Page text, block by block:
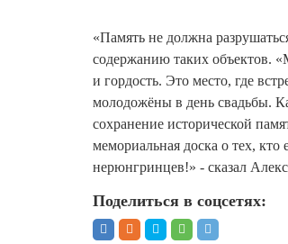
«Память не должна
содержанию таких объектов.
и гордость. Это место, где
молодожёны в день свадьбы.
сохранение исторической
мемориальная доска о тех, кто
нерюнгринцев!» - сказал
Поделиться в соцсетях: